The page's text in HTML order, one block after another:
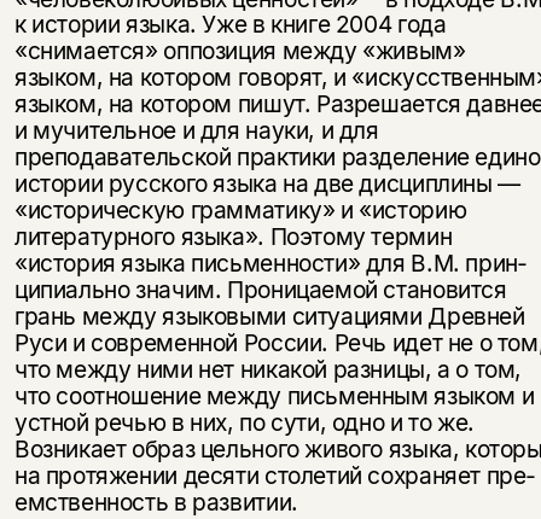
к истории языка. Уже в книге 2004 года
«снимается» оппози­ция между «живым»
языком, на котором говорят, и
язы­ком, на котором пишут. Разрешается
и мучительное и для науки, и для
преподавательской практики разделение
истории русского языка на две дисциплины —
«историческую грамматику» и «историю
литератур­ного языка». Поэтому термин
«история языка письменности» для В.М. прин­
ципиально значим. Проницаемой становится
грань между языковыми ситуа­циями Древней
Руси и современной России. Речь идет не о
что между ними нет никакой разницы, а о том,
что соотношение между письменным языком и
устной речью в них, по сути, одно и то же.
Возникает образ цельного живого языка,
на протяжении десяти столетий сохраняет пре­
емственность в развитии.